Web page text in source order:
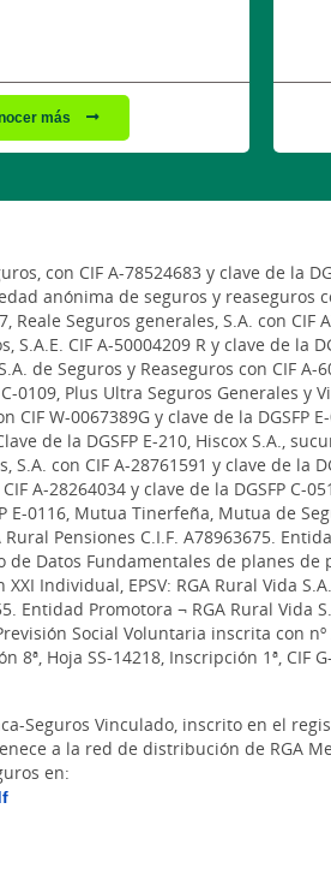
más
con CIF A-78524683 y clave de la
anónima de seguros y reaseguros
Seguros generales, S.A. con CIF
CIF A-50004209 R y clave de la
de Seguros y Reaseguros con CIF
0109, Plus Ultra Seguros Generales y
CIF W-0067389G y clave de la
de la DGSFP E-210, Hiscox S.A.,
con CIF A-28761591 y clave de la
A-28264034 y clave de la DGSFP C-
0116, Mutua Tinerfeña, Mutua de
Pensiones C.I.F. A78963675.
de Datos Fundamentales de planes
Individual, EPSV: RGA Rural Vida
Promotora ¬ RGA Rural Vida
Social Voluntaria inscrita con
Hoja SS-14218, Inscripción 1ª, CIF
Seguros Vinculado, inscrito en el
a la red de distribución de RGA
en: